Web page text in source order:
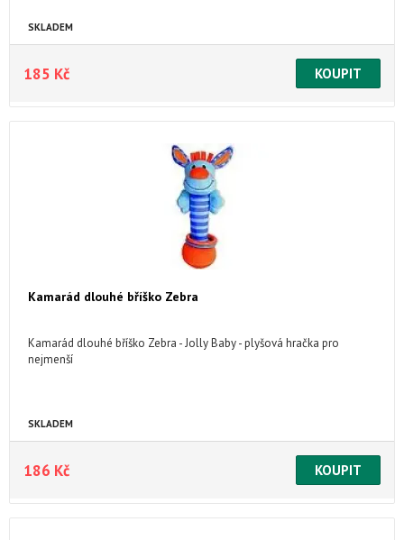
SKLADEM
185 Kč
Kamarád dlouhé bříško Zebra
Kamarád dlouhé bříško Zebra - Jolly Baby - plyšová hračka pro
nejmenší
SKLADEM
186 Kč